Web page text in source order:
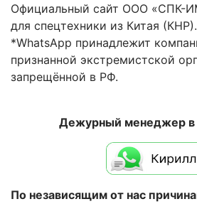
Официальный сайт ООО «СПК-
для спецтехники из Китая (КНР).
*WhatsApp принадлежит
признанной экстремистской
запрещённой в РФ.
Дежурный менеджер в
По независящим от нас